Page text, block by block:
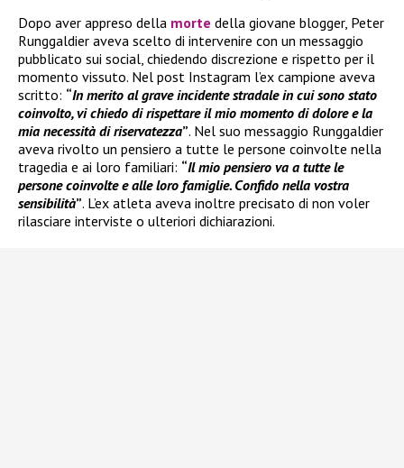
Dopo aver appreso della morte della giovane blogger, Peter
Runggaldier aveva scelto di intervenire con un messaggio
pubblicato sui social, chiedendo discrezione e rispetto per il
momento vissuto. Nel post Instagram l’ex campione aveva
scritto: “In merito al grave incidente stradale in cui sono stato
coinvolto, vi chiedo di rispettare il mio momento di dolore e la
mia necessità di riservatezza”. Nel suo messaggio Runggaldier
aveva rivolto un pensiero a tutte le persone coinvolte nella
tragedia e ai loro familiari: “Il mio pensiero va a tutte le
persone coinvolte e alle loro famiglie. Confido nella vostra
sensibilità”. L’ex atleta aveva inoltre precisato di non voler
rilasciare interviste o ulteriori dichiarazioni.